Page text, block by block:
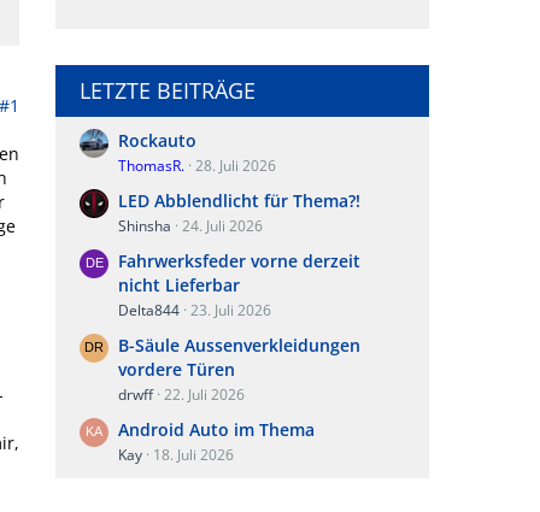
#1
LETZTE BEITRÄGE
Rockauto
ThomasR. 28. Juli 2026
LED Abblendlicht für Thema?!
Shinsha 24. Juli 2026
Fahrwerksfeder vorne derzeit
nicht Lieferbar
Delta844 23. Juli 2026
B-Säule Aussenverkleidungen
vordere Türen
drwff 22. Juli 2026
Android Auto im Thema
Kay 18. Juli 2026